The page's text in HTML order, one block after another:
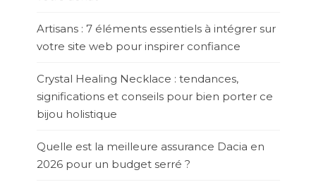
Artisans : 7 éléments essentiels à intégrer sur
votre site web pour inspirer confiance
Crystal Healing Necklace : tendances,
significations et conseils pour bien porter ce
bijou holistique
Quelle est la meilleure assurance Dacia en
2026 pour un budget serré ?